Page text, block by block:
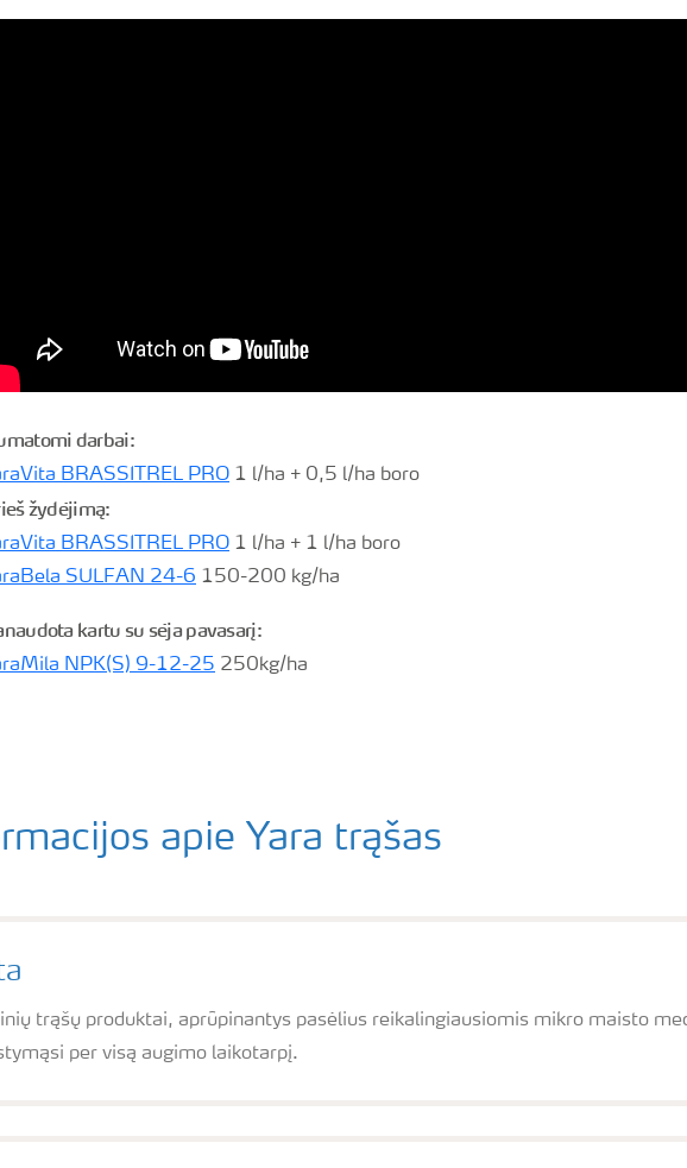
darbai:
BRASSITREL PRO 1 l/ha + 0,5 l/ha boro
žydėjimą:
BRASSITREL PRO 1 l/ha + 1 l/ha boro
SULFAN 24-6 150-200 kg/ha
kartu su sėja pavasarį:
NPK(S) 9-12-25 250kg/ha
apie Yara trąšas
trąšų produktai, aprūpinantys pasėlius reikalingiausiomis mikro maisto
per visą augimo laikotarpį.